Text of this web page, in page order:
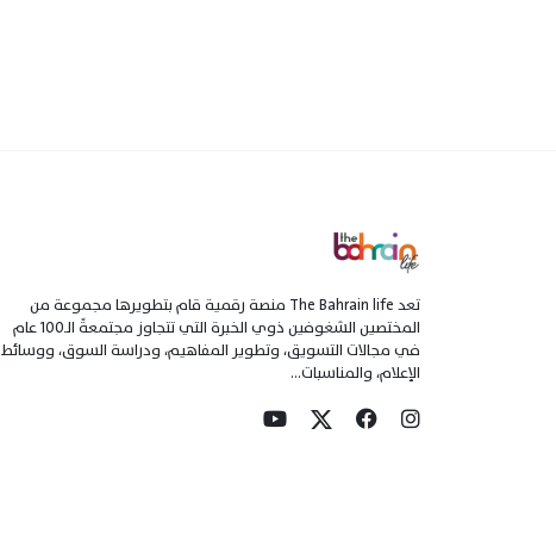
تعد The Bahrain life منصة رقمية قام بتطويرها مجموعة من
المختصين الشغوفين ذوي الخبرة التي تتجاوز مجتمعةً الـ100 عام
في مجالات التسويق، وتطوير المفاهيم، ودراسة السوق، ووسائط
الإعلام، والمناسبات...